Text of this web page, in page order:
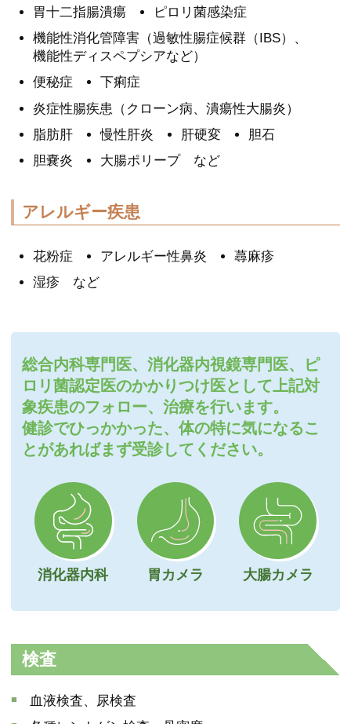
胃十二指腸潰瘍
ピロリ菌感染症
機能性消化管障害 （過敏性腸症候群（IBS）、
機能性ディスペプシアなど）
便秘症
下痢症
炎症性腸疾患
（クローン病、潰瘍性大腸炎）
脂肪肝
慢性肝炎 肝硬変
胆石
胆嚢炎
大腸ポリープ など
アレルギー疾患
花粉症 アレルギー性鼻炎
蕁麻疹
湿疹 など
総合内科専門医、消化器内視鏡専門医、ピ
ロリ菌認定医のかかりつけ医として上記対
象疾患のフォロー、治療を行います。
健診でひっかかった、体の特に気になるこ
とがあればまず受診してください。
消化器内科 胃カメラ 大腸カメラ
検査
血液検査、尿検査